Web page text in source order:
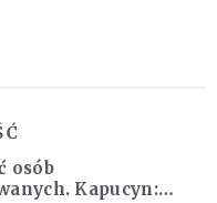
osób
Kapucyn: